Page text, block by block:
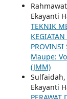
Ekayanti
TEKNIK
PROVINSI
Maupe:
(JMM)
Sulfaidah,
Ekayanti
PERAWAT